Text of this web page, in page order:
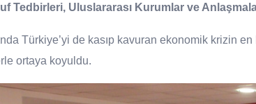
Tedbirleri, Uluslararası Kurumlar ve
Türkiye’yi de kasıp kavuran ekonomik krizin
ortaya koyuldu.